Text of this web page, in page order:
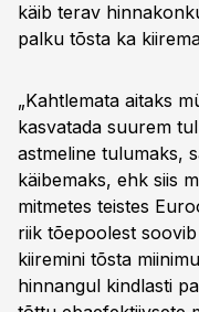
käib terav
palku tõsta ka
„Kahtlemata aitaks
kasvatada suurem
astmeline tulumaks,
käibemaks, ehk siis
mitmetes teistes
riik tõepoolest
kiiremini tõsta
hinnangul kindlasti